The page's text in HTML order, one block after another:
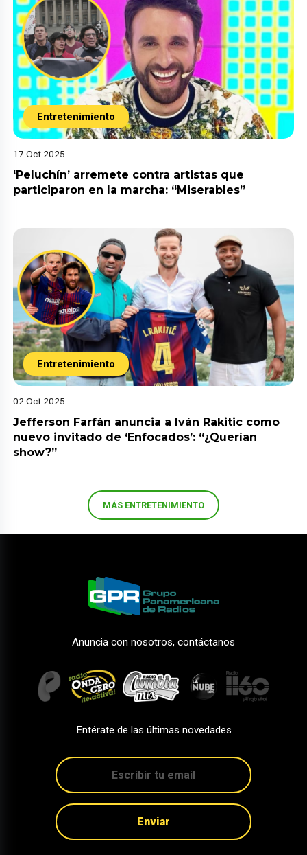
Entretenimiento
17 Oct 2025
‘Peluchín’ arremete contra artistas que
participaron en la marcha: “Miserables”
Entretenimiento
02 Oct 2025
Jefferson Farfán anuncia a Iván Rakitic como
nuevo invitado de ‘Enfocados’: “¿Querían
show?”
MÁS ENTRETENIMIENTO
Anuncia con nosotros, contáctanos
Entérate de las últimas novedades
Enviar